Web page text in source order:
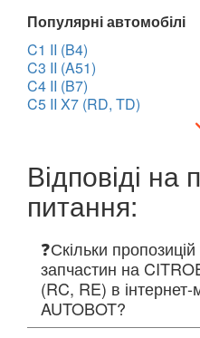
Популярні автомобілі
C1 II (B4)
C3 II (A51)
C4 II (B7)
C5 II X7 (RD, TD)
Відповіді на
питання:
❓Скільки
запчастин на
(RC, RE) в інтернет-
AUTOBOT?